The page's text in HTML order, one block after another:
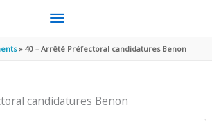
MENU
PRINCIPAL
40 – Arrêté Préfectoral candidatures Benon
candidatures Benon